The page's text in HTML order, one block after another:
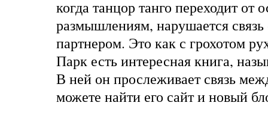
когда танцор танго переходит от
размышлениям, нарушается
партнером. Это как с грохотом
Парк есть интересная книга,
В ней он прослеживает связь
можете найти его сайт и новый